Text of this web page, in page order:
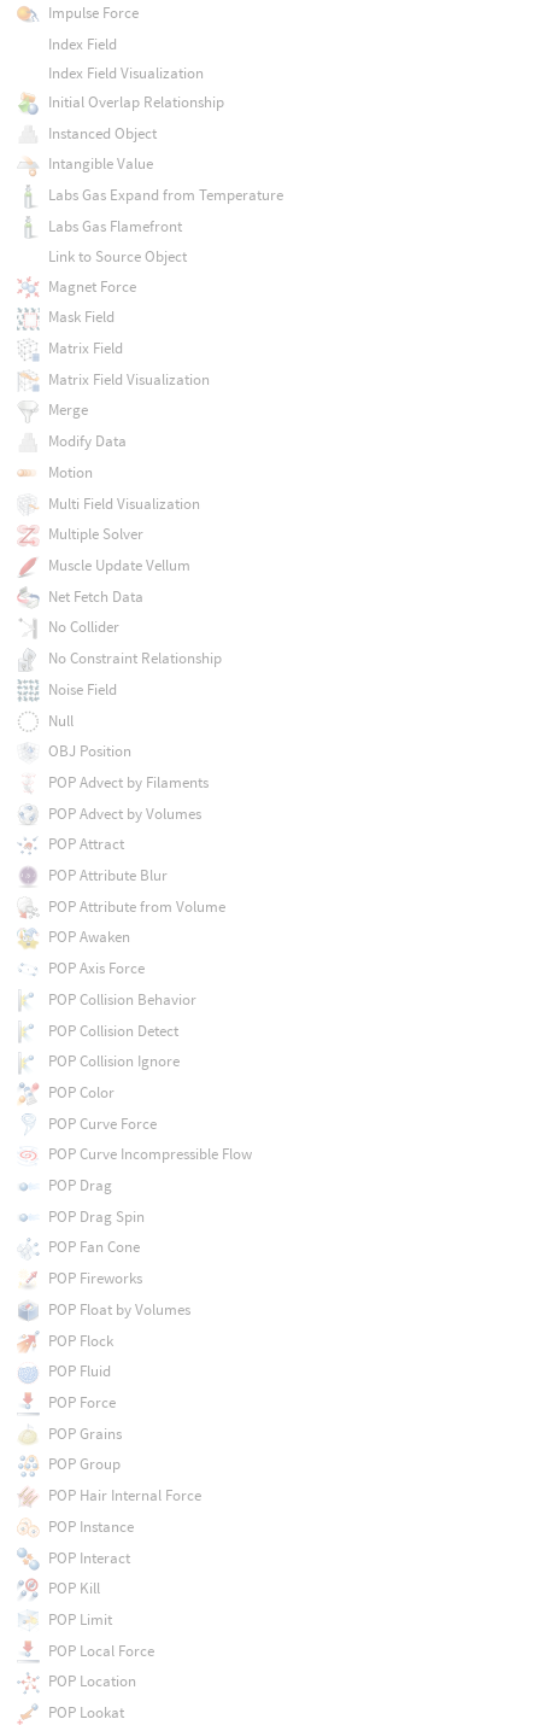
Impulse Force
Index Field
Index Field Visualization
Initial Overlap Relationship
Instanced Object
Intangible Value
Labs Gas Expand from Temperature
Labs Gas Flamefront
Link to Source Object
Magnet Force
Mask Field
Matrix Field
Matrix Field Visualization
Merge
Modify Data
Motion
Multi Field Visualization
Multiple Solver
Muscle Update Vellum
Net Fetch Data
No Collider
No Constraint Relationship
Noise Field
Null
OBJ Position
POP Advect by Filaments
POP Advect by Volumes
POP Attract
POP Attribute Blur
POP Attribute from Volume
POP Awaken
POP Axis Force
POP Collision Behavior
POP Collision Detect
POP Collision Ignore
POP Color
POP Curve Force
POP Curve Incompressible Flow
POP Drag
POP Drag Spin
POP Fan Cone
POP Fireworks
POP Float by Volumes
POP Flock
POP Fluid
POP Force
POP Grains
POP Group
POP Hair Internal Force
POP Instance
POP Interact
POP Kill
POP Limit
POP Local Force
POP Location
POP Lookat